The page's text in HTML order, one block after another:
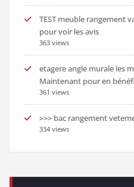
TEST meuble rangement
pour voir les avis
363 views
etagere angle murale les
Maintenant pour en
361 views
>>> bac rangement
334 views